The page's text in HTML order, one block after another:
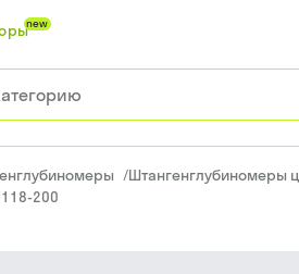
new
/Штангенглубиномеры
200